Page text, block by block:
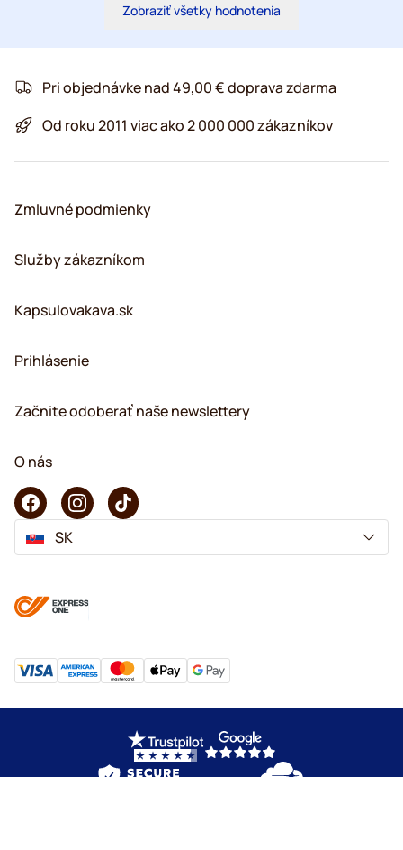
Zobraziť všetky hodnotenia
Pri objednávke nad 49,00 € doprava zdarma
Od roku 2011 viac ako 2 000 000 zákazníkov
Zmluvné podmienky
Služby zákazníkom
Kapsulovakava.sk
Prihlásenie
Začnite odoberať naše newslettery
O nás
SK